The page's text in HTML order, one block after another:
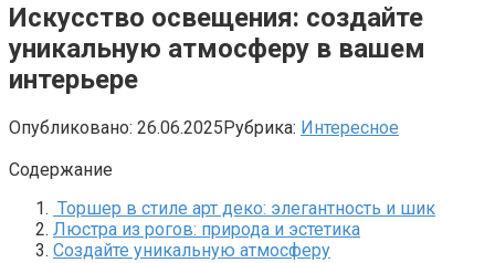
Искусство освещения: создайте
уникальную атмосферу в вашем
интерьере
Опубликовано: 26.06.2025Рубрика: Интересное
Содержание
Торшер в стиле арт деко: элегантность и шик
Люстра из рогов: природа и эстетика
Создайте уникальную атмосферу